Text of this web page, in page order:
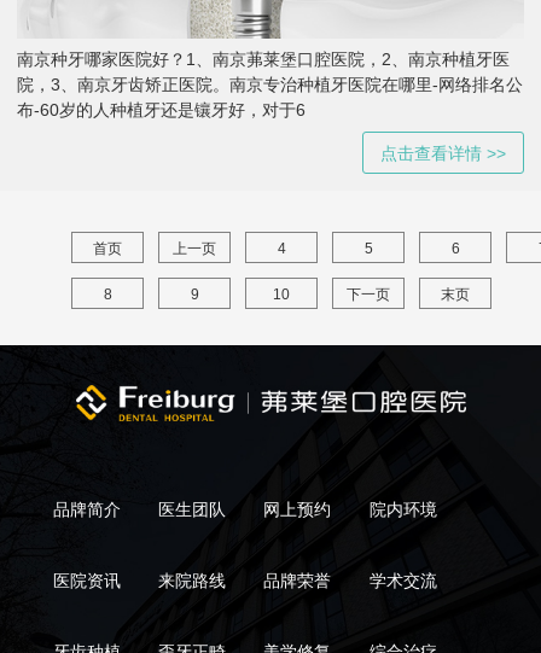
南京种牙哪家医院好？1、南京茀莱堡口腔医院，2、南京种植牙医
院，3、南京牙齿矫正医院。南京专治种植牙医院在哪里-网络排名公
布-60岁的人种植牙还是镶牙好，对于6
点击查看详情 >>
首页 上一页 4 5 6
8 9 10 下一页 末页
品牌简介 医生团队 网上预约 院内环境
医院资讯 来院路线 品牌荣誉 学术交流